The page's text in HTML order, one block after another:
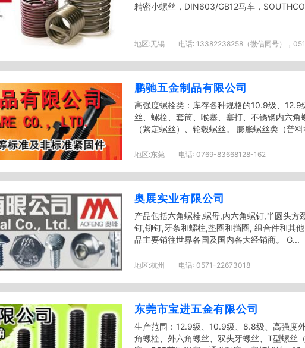
精密小螺丝，DIN603/GB12马车，SOUTHCO
地区:无锡 电话: 13382238258（微信同号），
鹏驰五金制品有限公司
高强度螺栓类：库存各种规格的10.9级、12.9
丝、螺栓、套筒、喉塞、塞打、不锈钢内六角
（紧定螺丝）、轮毂螺丝。 膨胀螺丝类（普
地区:东莞 电话: 0769-83668128-162
奥展实业有限公司
产品包括六角螺栓,螺母,内六角螺钉,半圆头方
钉,铆钉,牙条和螺柱,垫圈和挡圈, 组合件和其
品主要销往世界各国及国内各大经销商。 G...
地区:杭州 电话: 0571-22673018
东莞市宝进五金有限公司
生产范围：12.9级、10.9级、8.8级、高强度
角螺栓、外六角螺丝、双头牙螺丝、T型螺丝